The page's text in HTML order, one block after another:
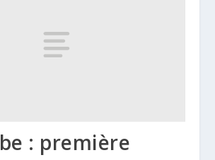
: première